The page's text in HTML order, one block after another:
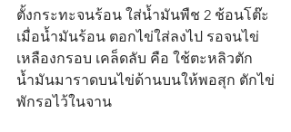
ตั้งกระทะจนร้อน ใส่น้ำมันพืช 2 ช้อนโต๊ะ
เมื่อน้ำมันร้อน ตอกไข่ใส่ลงไป รอจนไข่
เหลืองกรอบ เคล็ดลับ คือ ใช้ตะหลิวตัก
น้ำมันมาราดบนไข่ด้านบนให้พอสุก ตักไข่
พักรอไว้ในจาน